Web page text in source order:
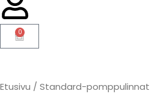
0
Cart
Etusivu / Standard-pomppulinnat